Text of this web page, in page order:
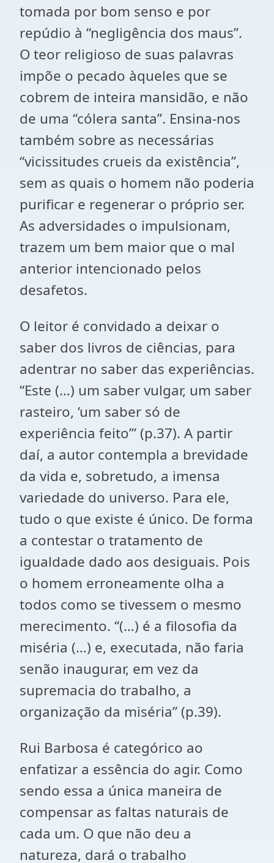
tomada por bom senso e por
repúdio à “negligência dos maus”.
O teor religioso de suas palavras
impõe o pecado àqueles que se
cobrem de inteira mansidão, e não
de uma “cólera santa”. Ensina-nos
também sobre as necessárias
“vicissitudes crueis da existência”,
sem as quais o homem não poderia
purificar e regenerar o próprio ser.
As adversidades o impulsionam,
trazem um bem maior que o mal
anterior intencionado pelos
desafetos.
O leitor é convidado a deixar o
saber dos livros de ciências, para
adentrar no saber das experiências.
“Este (…) um saber vulgar, um saber
rasteiro, ‘um saber só de
experiência feito’” (p.37). A partir
daí, a autor contempla a brevidade
da vida e, sobretudo, a imensa
variedade do universo. Para ele,
tudo o que existe é único. De forma
a contestar o tratamento de
igualdade dado aos desiguais. Pois
o homem erroneamente olha a
todos como se tivessem o mesmo
merecimento. “(…) é a filosofia da
miséria (…) e, executada, não faria
senão inaugurar, em vez da
supremacia do trabalho, a
organização da miséria” (p.39).
Rui Barbosa é categórico ao
enfatizar a essência do agir. Como
sendo essa a única maneira de
compensar as faltas naturais de
cada um. O que não deu a
natureza, dará o trabalho